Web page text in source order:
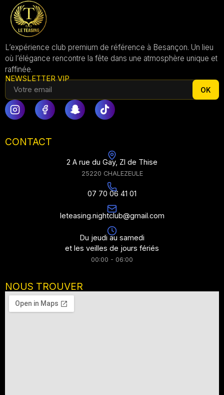
L’expérience club premium de référence à Besançon. Un lieu
où l’élégance rencontre la fête dans une atmosphère unique et
raffinée.
NEWSLETTER VIP
OK
CONTACT
2 A rue du Gay, ZI de Thise
25220 CHALEZEULE
07 70 06 41 01
leteasing.nightclub@gmail.com
Du jeudi au samedi
et les veilles de jours fériés
00:00 - 06:00
NOUS TROUVER